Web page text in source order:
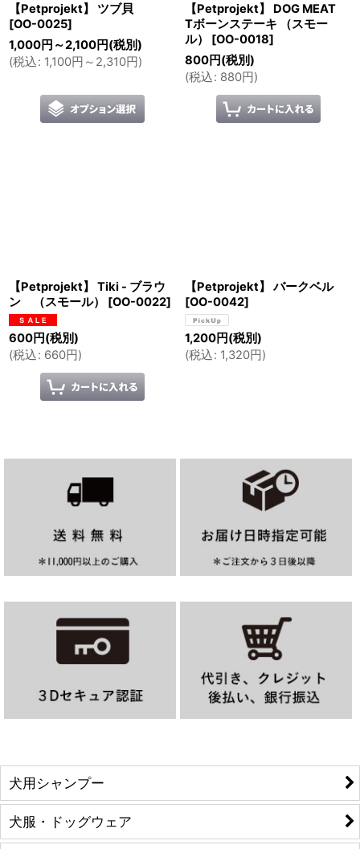
【Petprojekt】 ツブ貝
[OO-0025]
1,000円 ～2,100円(税別)
(税込: 1,100円 ～2,310円)
【Petprojekt】 DOG MEAT
Tボーンステーキ （スモー
ル）
[OO-0018]
800円(税別)
(税込: 880円)
【Petprojekt】 Tiki - ブラウ
ン （スモール）
[OO-0022]
600円(税別)
(税込: 660円)
【Petprojekt】 バークベル
[OO-0042]
1,200円(税別)
(税込: 1,320円)
犬用シャンプー
犬服・ドッグウェア